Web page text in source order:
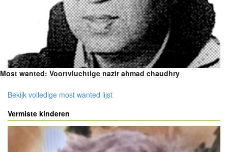
Most wanted: Voortvluchtige nazir ahmad chaudhry
Bekijk volledige most wanted lijst
Vermiste kinderen